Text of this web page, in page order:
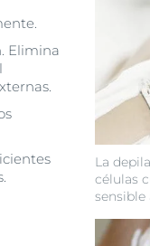
La
células
sensible
Elimina